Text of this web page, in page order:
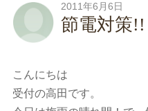
2011年6月6日
節電対策!!
こんにちは
受付の高田です。